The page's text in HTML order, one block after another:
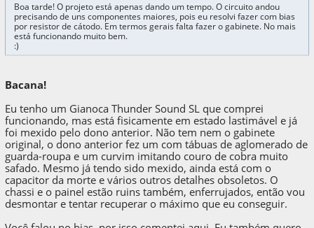
Boa tarde! O projeto está apenas dando um tempo. O circuito andou
precisando de uns componentes maiores, pois eu resolvi fazer com bias
por resistor de cátodo. Em termos gerais falta fazer o gabinete. No mais
está funcionando muito bem.
:)
Bacana!
Eu tenho um Gianoca Thunder Sound SL que comprei
funcionando, mas está fisicamente em estado lastimável e já
foi mexido pelo dono anterior. Não tem nem o gabinete
original, o dono anterior fez um com tábuas de aglomerado de
guarda-roupa e um curvim imitando couro de cobra muito
safado. Mesmo já tendo sido mexido, ainda está com o
capacitor da morte e vários outros detalhes obsoletos. O
chassi e o painel estão ruins também, enferrujados, então vou
desmontar e tentar recuperar o máximo que eu conseguir.